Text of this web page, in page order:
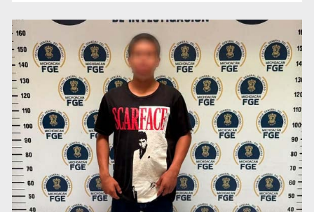
México no está preparado para una intervención
unilateral de EUA contra cárteles